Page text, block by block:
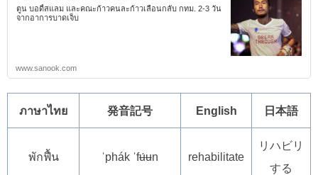
ตูน บอดี้สแลม และคณะก้าวคนละก้าวเลื่อนกลับ กทม. 2-3 วัน
จากอาการบาดเจ็บ
www.sanook.com
ภาษาไทย 発音記号 English 日本語
พักฟื้น ˈphák ˈfʉ́ʉn rehabilitate
リハビリ
する